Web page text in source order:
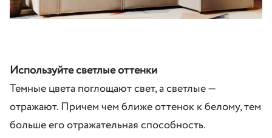
Используйте светлые оттенки
Темные цвета поглощают свет, а светлые —
отражают. Причем чем ближе оттенок к белому, тем
больше его отражательная способность.